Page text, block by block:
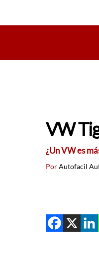
VW
¿Un VW es
PorAutofacil